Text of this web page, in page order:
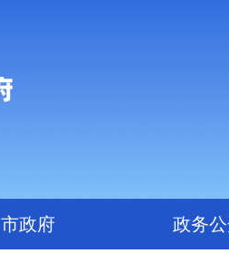
市政府 政务